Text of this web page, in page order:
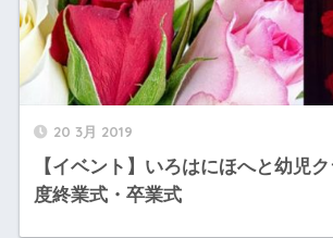
20 3月 2019
【イベント】いろはにほへと幼児
度終業式・卒業式